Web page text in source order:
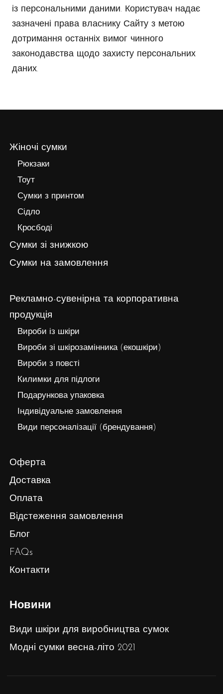
із персональними даними. Користувач надає
зазначені права власнику Сайту з метою
дотримання останніх вимог чинного
законодавства щодо захисту персональних
даних.
Жіночі сумки
Рюкзаки
Тоут
Сумки з принтом
Сідло
Кросбоді
Сумки зі знижкою
Сумки на замовлення
Рекламно-сувенірна та корпоративна
продукція
Вироби із шкіри
Вироби зі шкірозамінника (екошкіри)
Вироби з повсті
Килимки для підлоги
Подарункова упаковка
Індивідуальне замовлення
Види персоналізації (брендування)
Оферта
Доставка
Оплата
Відстеження замовлення
Блог
FAQs
Контакти
Новини
Види шкіри для виробництва сумок
Модні сумки весна-літо 2021